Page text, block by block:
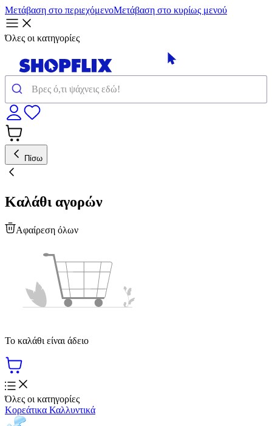
Μετάβαση στο περιεχόμενοΜετάβαση στο κυρίως μενού
Όλες οι κατηγορίες
Πίσω
Καλάθι αγορών
Αφαίρεση όλων
Το καλάθι είναι άδειο
Όλες οι κατηγορίες
Κορεάτικα Καλλυντικά